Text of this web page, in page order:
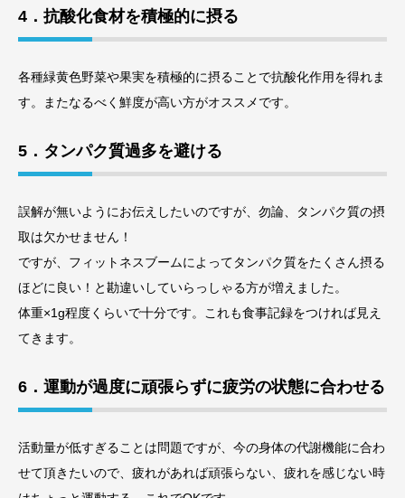
4．抗酸化食材を積極的に摂る
各種緑黄色野菜や果実を積極的に摂ることで抗酸化作用を得れま
す。またなるべく鮮度が高い方がオススメです。
5．タンパク質過多を避ける
誤解が無いようにお伝えしたいのですが、勿論、タンパク質の摂
取は欠かせません！
ですが、フィットネスブームによってタンパク質をたくさん摂る
ほどに良い！と勘違いしていらっしゃる方が増えました。
体重×1g程度くらいで十分です。これも食事記録をつければ見え
てきます。
6．運動が過度に頑張らずに疲労の状態に合わせる
活動量が低すぎることは問題ですが、今の身体の代謝機能に合わ
せて頂きたいので、疲れがあれば頑張らない、疲れを感じない時